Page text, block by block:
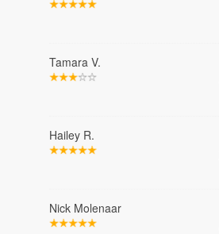
Tamara V.
Hailey R.
Nick Molenaar